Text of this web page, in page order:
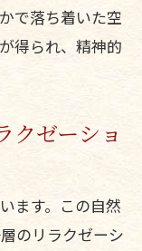
め
イント
で落ち着いた空
得られ、精神的
クゼーショ
ます。この自然
のリラクゼーシ